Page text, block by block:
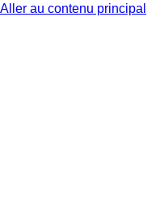
Aller au contenu principal